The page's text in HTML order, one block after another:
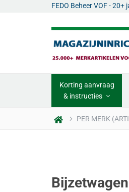
FEDO Beheer VOF -
Korting aanvraag
& instructies
PER MERK